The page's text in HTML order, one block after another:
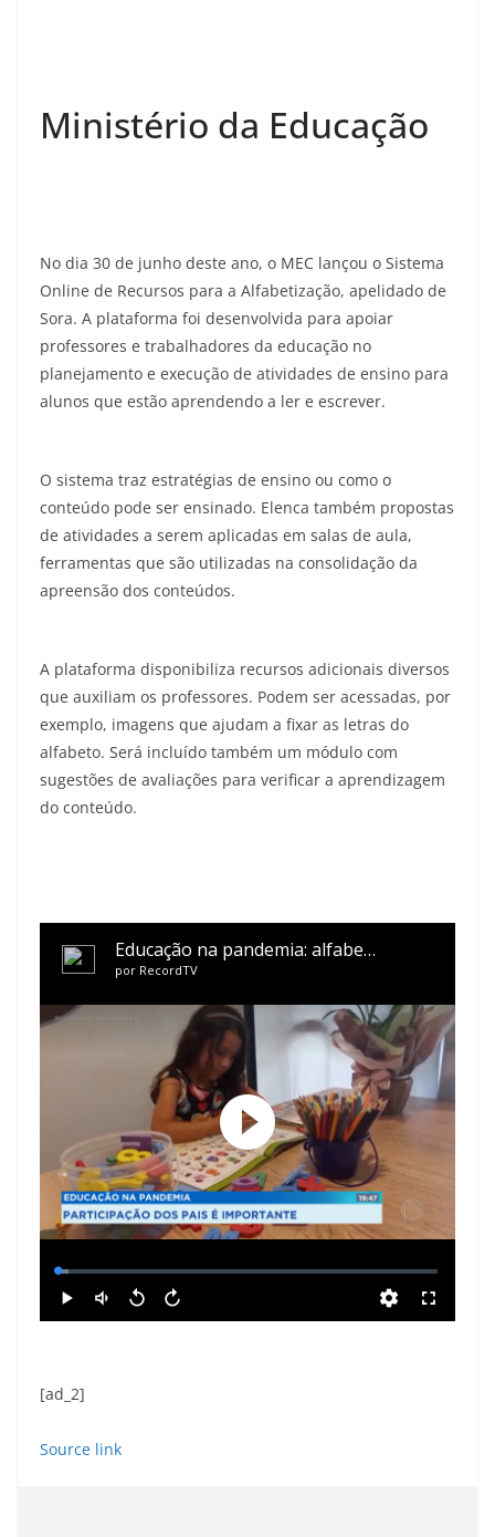
Ministério da Educação
No dia 30 de junho deste ano, o MEC lançou o Sistema
Online de Recursos para a Alfabetização, apelidado de
Sora. A plataforma foi desenvolvida para apoiar
professores e trabalhadores da educação no
planejamento e execução de atividades de ensino para
alunos que estão aprendendo a ler e escrever.
O sistema traz estratégias de ensino ou como o
conteúdo pode ser ensinado. Elenca também propostas
de atividades a serem aplicadas em salas de aula,
ferramentas que são utilizadas na consolidação da
apreensão dos conteúdos.
A plataforma disponibiliza recursos adicionais diversos
que auxiliam os professores. Podem ser acessadas, por
exemplo, imagens que ajudam a fixar as letras do
alfabeto. Será incluído também um módulo com
sugestões de avaliações para verificar a aprendizagem
do conteúdo.
[ad_2]
Source link